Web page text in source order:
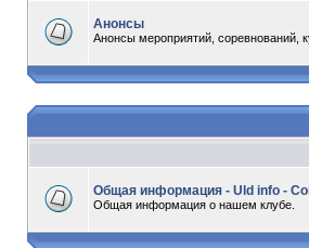
Анонсы
Анонсы мероприятий, соревнований,
Общая информация - Uld info -
Общая информация о нашем клубе.